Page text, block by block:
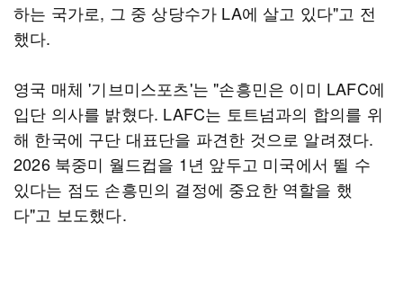
하는 국가로, 그 중 상당수가 LA에 살고 있다"고 전
했다.
영국 매체 '기브미스포츠'는 "손흥민은 이미 LAFC에
입단 의사를 밝혔다. LAFC는 토트넘과의 합의를 위
해 한국에 구단 대표단을 파견한 것으로 알려졌다.
2026 북중미 월드컵을 1년 앞두고 미국에서 뛸 수
있다는 점도 손흥민의 결정에 중요한 역할을 했
다"고 보도했다.